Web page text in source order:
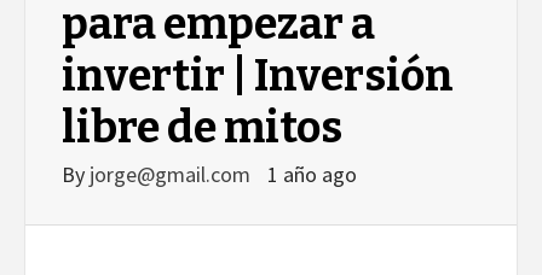
para empezar a
invertir | Inversión
libre de mitos
By jorge@gmail.com 1 año ago